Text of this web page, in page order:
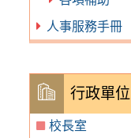
人事服務手冊
行政單位
校長室